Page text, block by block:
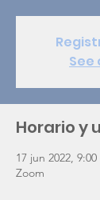
Horario y
17 jun 2022,
Zoom